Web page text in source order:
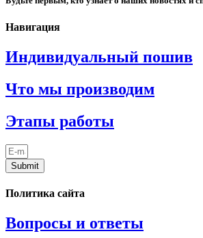
Навигация
Индивидуальный пошив
Что мы производим
Этапы работы
Submit
Политика сайта
Вопросы и ответы